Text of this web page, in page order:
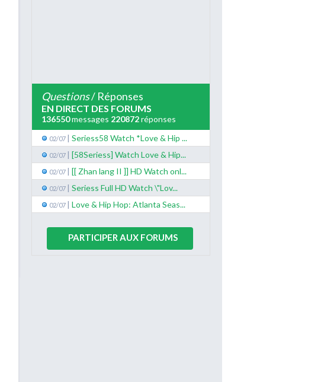
Questions/ Réponses
EN DIRECT DES FORUMS
136550messages 220872réponses
02/07 | Seriess58 Watch *Love & Hip ...
02/07 | [58Seriess] Watch Love & Hip...
02/07 | [[ Zhan lang II ]] HD Watch onl...
02/07 | Seriess Full HD Watch \"Lov...
02/07 | Love & Hip Hop: Atlanta Seas...
PARTICIPER AUX FORUMS